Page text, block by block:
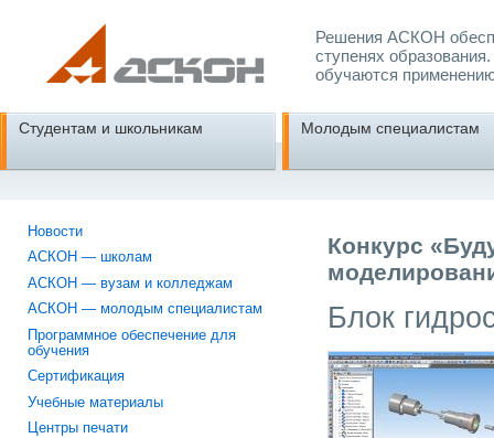
Решения АСКОН
ступенях
обучаются
Студентам и школьникам Молодым специалистам
Новости
АСКОН — школам
АСКОН — вузам и колледжам
АСКОН — молодым специалистам
Программное обеспечение для
обучения
Сертификация
Учебные материалы
Центры печати
Конкурс
Блок